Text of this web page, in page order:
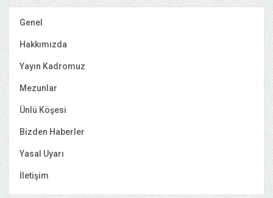
Genel
Hakkımızda
Yayın Kadromuz
Mezunlar
Ünlü Köşesi
Bizden Haberler
Yasal Uyarı
İletişim